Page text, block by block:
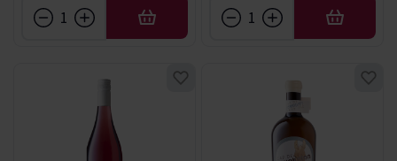
AÑADIR AÑADIR